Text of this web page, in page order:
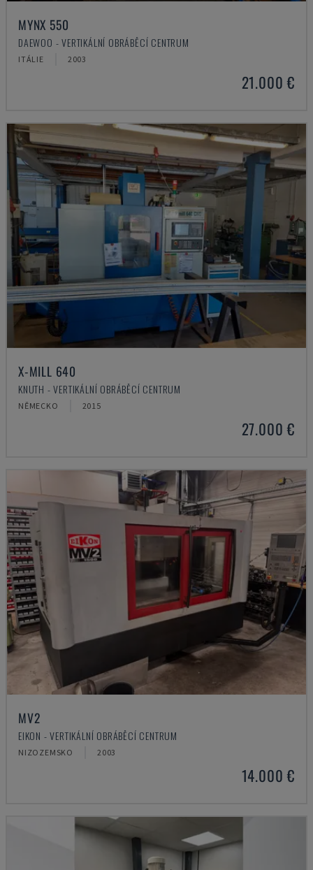
MYNX 550
DAEWOO - VERTIKÁLNÍ OBRÁBĚCÍ CENTRUM
ITÁLIE 2003
21.000 €
X-MILL 640
KNUTH - VERTIKÁLNÍ OBRÁBĚCÍ CENTRUM
NĚMECKO 2015
27.000 €
MV2
EIKON - VERTIKÁLNÍ OBRÁBĚCÍ CENTRUM
NIZOZEMSKO 2003
14.000 €